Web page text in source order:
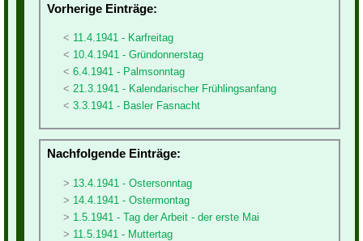
Vorherige Einträge:
11.4.1941 - Karfreitag
10.4.1941 - Gründonnerstag
6.4.1941 - Palmsonntag
21.3.1941 - Kalendarischer Frühlingsanfang
3.3.1941 - Basler Fasnacht
Nachfolgende Einträge:
13.4.1941 - Ostersonntag
14.4.1941 - Ostermontag
1.5.1941 - Tag der Arbeit - der erste Mai
11.5.1941 - Muttertag